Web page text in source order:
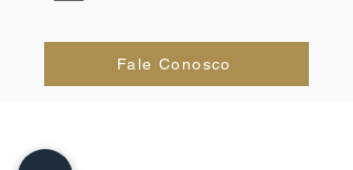
Fale Conosco